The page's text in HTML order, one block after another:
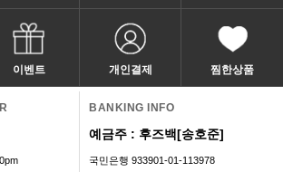
이벤트 개인결제 찜한상품
BANKING INFO
예금주 : 후즈백[송호준]
국민은행 933901-01-113978